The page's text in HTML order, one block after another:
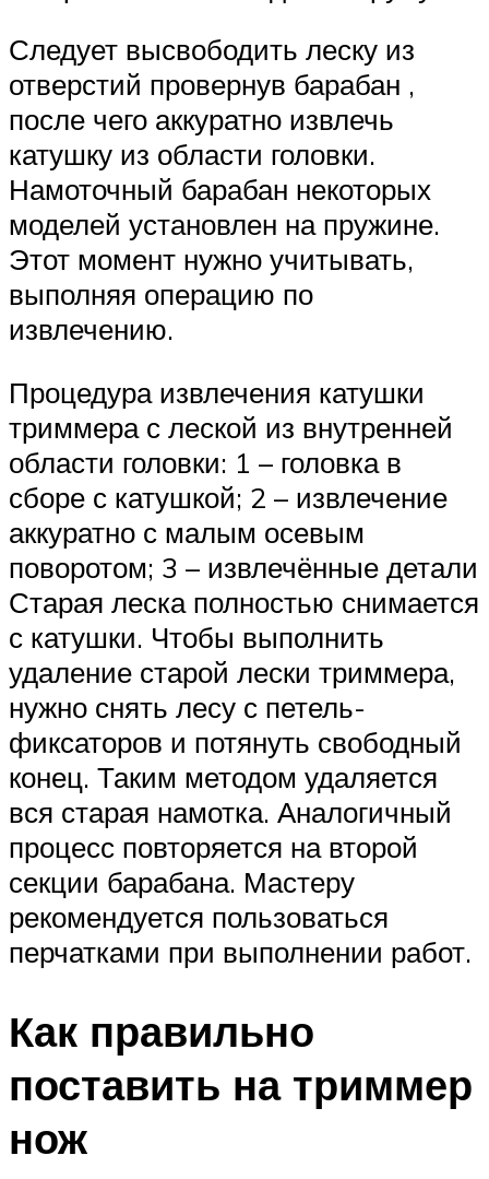
Следует высвободить леску из
отверстий провернув барабан ,
после чего аккуратно извлечь
катушку из области головки.
Намоточный барабан некоторых
моделей установлен на пружине.
Этот момент нужно учитывать,
выполняя операцию по
извлечению.
Процедура извлечения катушки
триммера с леской из внутренней
области головки: 1 – головка в
сборе с катушкой; 2 – извлечение
аккуратно с малым осевым
поворотом; 3 – извлечённые детали
Старая леска полностью снимается
с катушки. Чтобы выполнить
удаление старой лески триммера,
нужно снять лесу с петель-
фиксаторов и потянуть свободный
конец. Таким методом удаляется
вся старая намотка. Аналогичный
процесс повторяется на второй
секции барабана. Мастеру
рекомендуется пользоваться
перчатками при выполнении работ.
Как правильно
поставить на триммер
нож